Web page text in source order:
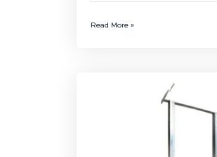
Read More »